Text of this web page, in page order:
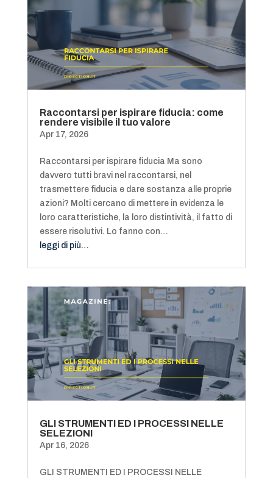
Raccontarsi per ispirare fiducia: come
rendere visibile il tuo valore
Apr 17, 2026
Raccontarsi per ispirare fiducia Ma sono
davvero tutti bravi nel raccontarsi, nel
trasmettere fiducia e dare sostanza alle proprie
azioni? Molti cercano di mettere in evidenza le
loro caratteristiche, la loro distintività, il fatto di
essere risolutivi. Lo fanno con…
leggi di più…
GLI STRUMENTI ED I PROCESSI NELLE
SELEZIONI
Apr 16, 2026
GLI STRUMENTI ED I PROCESSI NELLE